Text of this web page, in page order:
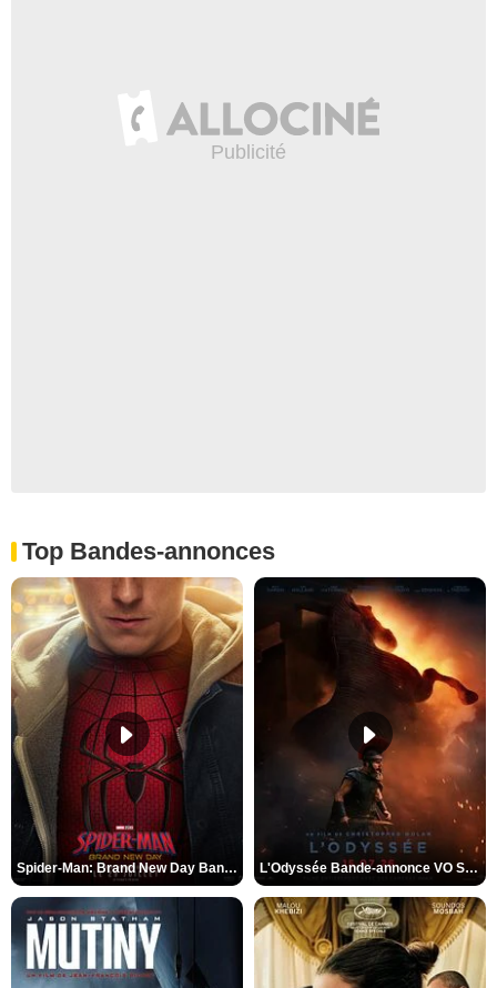
Top Bandes-annonces
Spider-Man: Brand New Day Bande-annonce VO STFR L'Odyssée Bande-annonce VO STFR